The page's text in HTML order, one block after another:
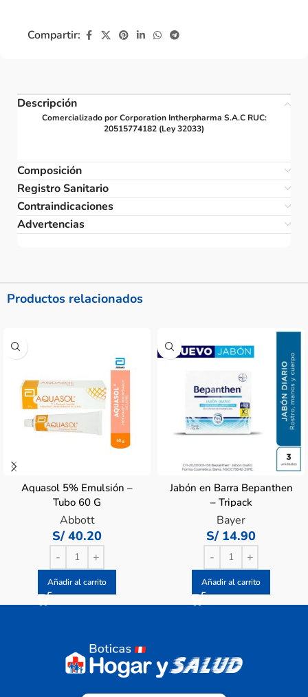
Compartir:
Descripción
Comercializado por Corporation Intherpharma S.A.C RUC:
20515774182 (Ley 32033)
Composición
Registro Sanitario
Contraindicaciones
Advertencias
Productos relacionados
Aquasol 5% Emulsión –
Tubo 60 G
Abbott
S/ 40.20
Añadir al carrito
Jabón en Barra Bepanthen
– Tripack
Bayer
S/ 14.90
Añadir al carrito